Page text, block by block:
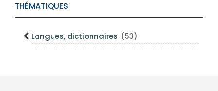
THÉMATIQUES
Langues, dictionnaires (53)